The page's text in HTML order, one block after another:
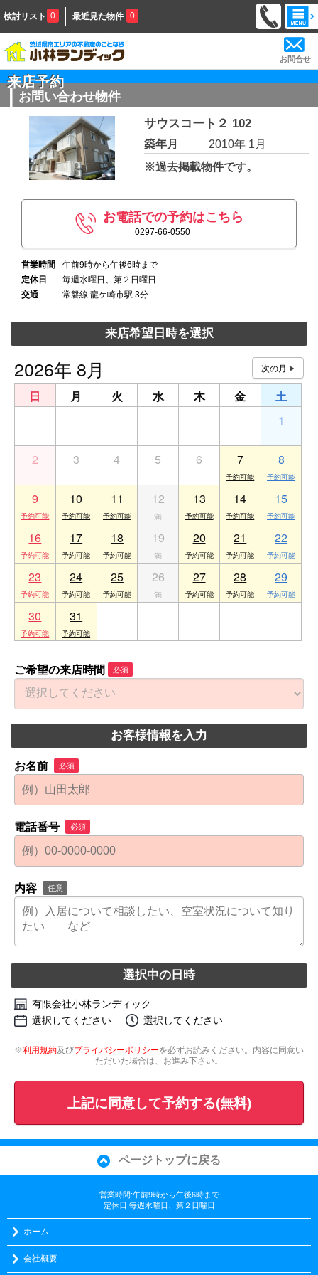
検討リスト 0 最近見た物件 0
お問合せ
来店予約
お問い合わせ物件
サウスコート２ 102
築年月
2010年 1月
※過去掲載物件です。
お電話での予約はこちら
0297-66-0550
営業時間
午前9時から午後6時まで
定休日
毎週水曜日、第２日曜日
交通
常磐線 龍ケ崎市駅 3分
来店希望日時を選択
2026年 8月
日 月 火 水 木 金
土
1
2 3 4 5 6 7 8
9 10 11 12 13 14 15
16 17 18 19 20 21 22
23 24 25 26 27 28 29
30 31
ご希望の来店時間 必須
お客様情報を入力
お名前 必須
電話番号 必須
内容 任意
選択中の日時
有限会社小林ランディック
選択してください
選択してください
※利用規約及びプライバシーポリシーを必ずお読みください。内容に同意い
ただいた場合は、お進み下さい。
上記に同意して予約する(無料)
ページトップに戻る
営業時間:午前9時から午後6時まで
定休日:毎週水曜日、第２日曜日
ホーム
会社概要